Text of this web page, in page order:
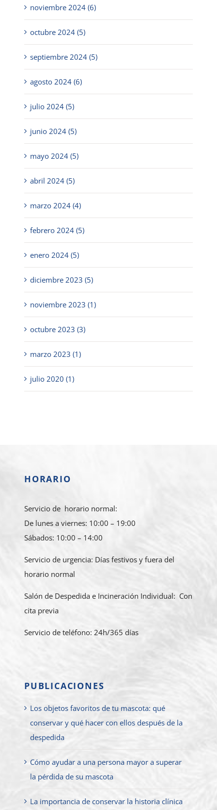
noviembre 2024 (6)
octubre 2024 (5)
septiembre 2024 (5)
agosto 2024 (6)
julio 2024 (5)
junio 2024 (5)
mayo 2024 (5)
abril 2024 (5)
marzo 2024 (4)
febrero 2024 (5)
enero 2024 (5)
diciembre 2023 (5)
noviembre 2023 (1)
octubre 2023 (3)
marzo 2023 (1)
julio 2020 (1)
HORARIO
Servicio de horario normal:
De lunes a viernes: 10:00 – 19:00
Sábados: 10:00 – 14:00
Servicio de urgencia: Días festivos y fuera del
horario normal
Salón de Despedida e Incineración Individual: Con
cita previa
Servicio de teléfono: 24h/365 días
PUBLICACIONES
Los objetos favoritos de tu mascota: qué
conservar y qué hacer con ellos después de la
despedida
Cómo ayudar a una persona mayor a superar
la pérdida de su mascota
La importancia de conservar la historia clínica